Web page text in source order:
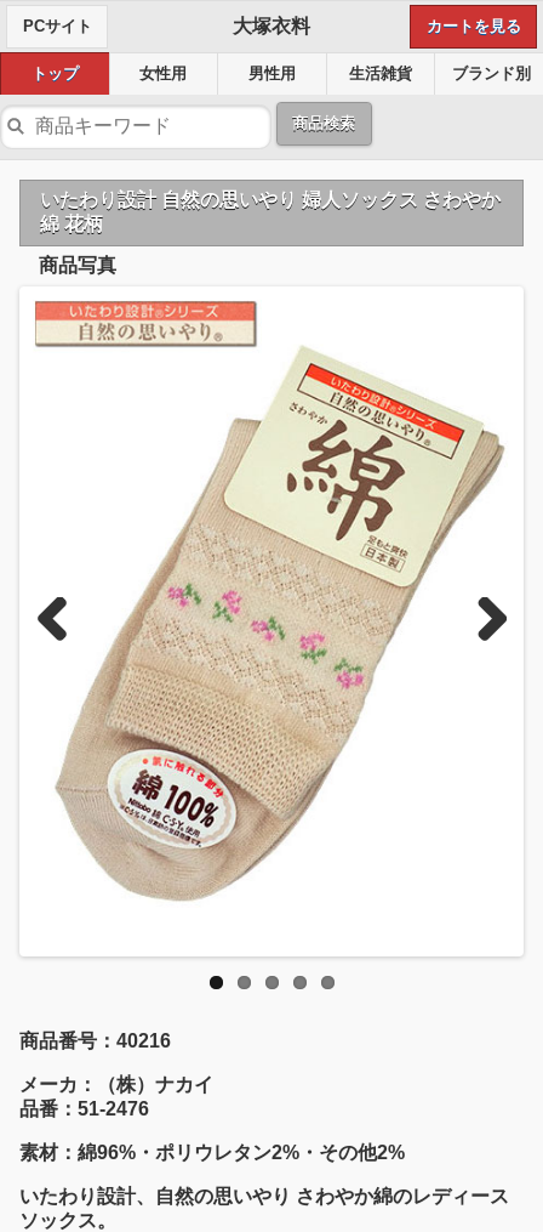
PCサイト 大塚衣料 カートを見る
トップ 女性用 男性用 生活雑貨 ブランド別
商品検索
いたわり設計 自然の思いやり 婦人ソックス さわやか
綿 花柄
商品写真
Previous
商品番号：40216
メーカ：（株）ナカイ
品番：51-2476
素材：綿96%・ポリウレタン2%・その他2%
いたわり設計、自然の思いやり さわやか綿のレディース
ソックス。